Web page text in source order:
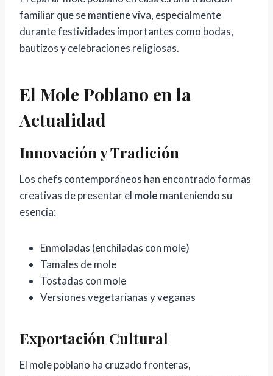
familiar que se mantiene viva, especialmente
durante festividades importantes como bodas,
bautizos y celebraciones religiosas.
El Mole Poblano en la
Actualidad
Innovación y Tradición
Los chefs contemporáneos han encontrado formas
creativas de presentar el mole manteniendo su
esencia:
Enmoladas (enchiladas con mole)
Tamales de mole
Tostadas con mole
Versiones vegetarianas y veganas
Exportación Cultural
El mole poblano ha cruzado fronteras,